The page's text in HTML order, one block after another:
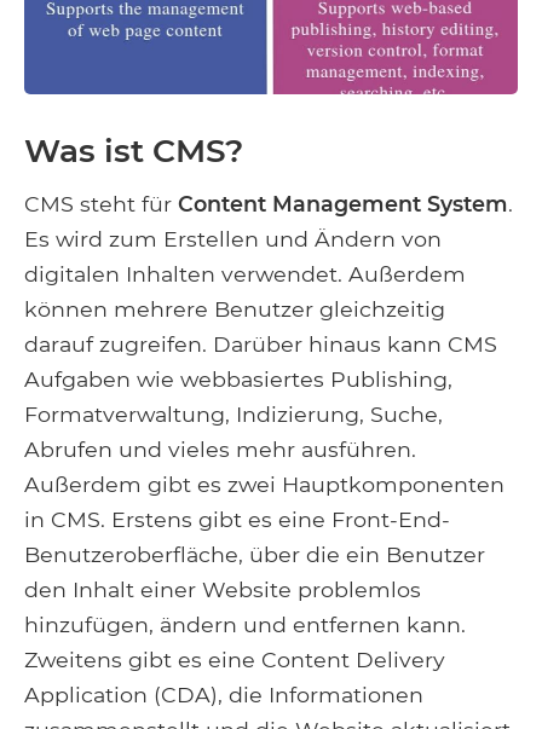
Was ist CMS?
CMS steht für Content Management System.
Es wird zum Erstellen und Ändern von
digitalen Inhalten verwendet. Außerdem
können mehrere Benutzer gleichzeitig
darauf zugreifen. Darüber hinaus kann CMS
Aufgaben wie webbasiertes Publishing,
Formatverwaltung, Indizierung, Suche,
Abrufen und vieles mehr ausführen.
Außerdem gibt es zwei Hauptkomponenten
in CMS. Erstens gibt es eine Front-End-
Benutzeroberfläche, über die ein Benutzer
den Inhalt einer Website problemlos
hinzufügen, ändern und entfernen kann.
Zweitens gibt es eine Content Delivery
Application (CDA), die Informationen